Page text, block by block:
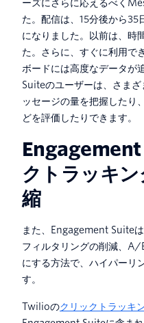
ーズにさらに応えるべく
た。配信は、15分後から35
になりました。以前は、時
た。さらに、すぐに利用で
ボードには高度なデータが
Suiteのユーザーは、さま
ッセージの量を把握したり
どを評価したりできます。
Engagement
クトラッキ
縮
また、Engagement Suite
フィルタリングの削減、A/
にする方法で、ハイパーリ
す。
Twilioのクリックトラッキ